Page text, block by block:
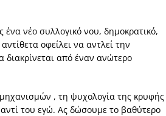
νέο συλλογικό νου, δημοκρατικό,
οφείλει να αντλεί την
διακρίνεται από έναν ανώτερο
, τη ψυχολογία της κρυφής
του εγώ. Ας δώσουμε το βαθύτερο